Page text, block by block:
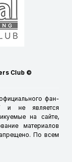
Club ©
фан-
и не является
на сайте,
материалов
По всем